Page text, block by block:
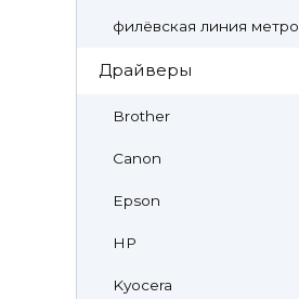
филёвская линия метро
Драйверы
Brother
Canon
Epson
HP
Kyocera